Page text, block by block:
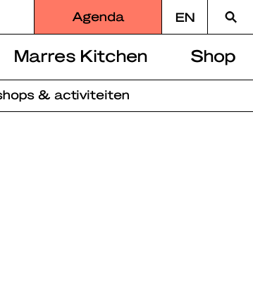
Agenda EN
naar
& activiteiten
Marres Kitchen Shop